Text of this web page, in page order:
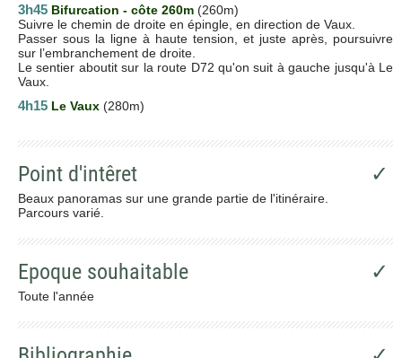
3h45 Bifurcation - côte 260m (260m)
Suivre le chemin de droite en épingle, en direction de Vaux.
Passer sous la ligne à haute tension, et juste après, poursuivre
sur l’embranchement de droite.
Le sentier aboutit sur la route D72 qu'on suit à gauche jusqu'à Le
Vaux.
4h15 Le Vaux (280m)
Point d'intêret ✓
Beaux panoramas sur une grande partie de l'itinéraire.
Parcours varié.
Epoque souhaitable ✓
Toute l'année